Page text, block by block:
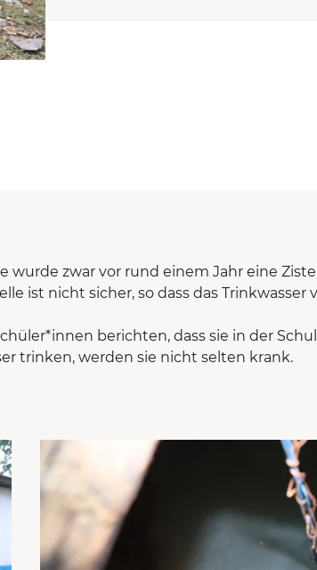
wurde zwar vor rund einem Jahr eine
ist nicht sicher, so dass das Trinkwasser
berichten, dass sie in der
trinken, werden sie nicht selten krank.